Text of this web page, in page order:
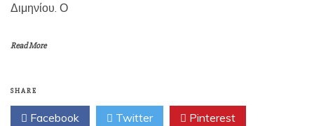
Διμηνίου. Ο
Read More
SHARE
Facebook Twitter Pinterest